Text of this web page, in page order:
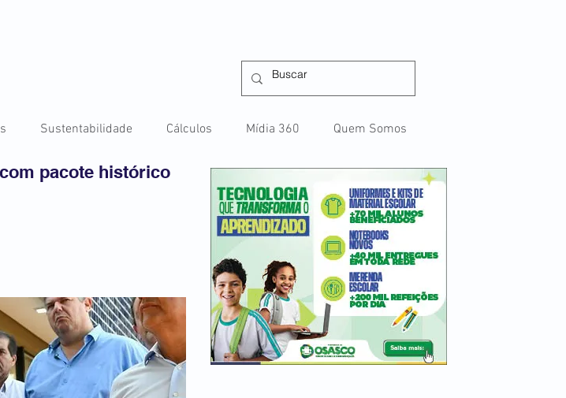
Sustentabilidade Cálculos Mídia 360 Quem Somos
pacote histórico